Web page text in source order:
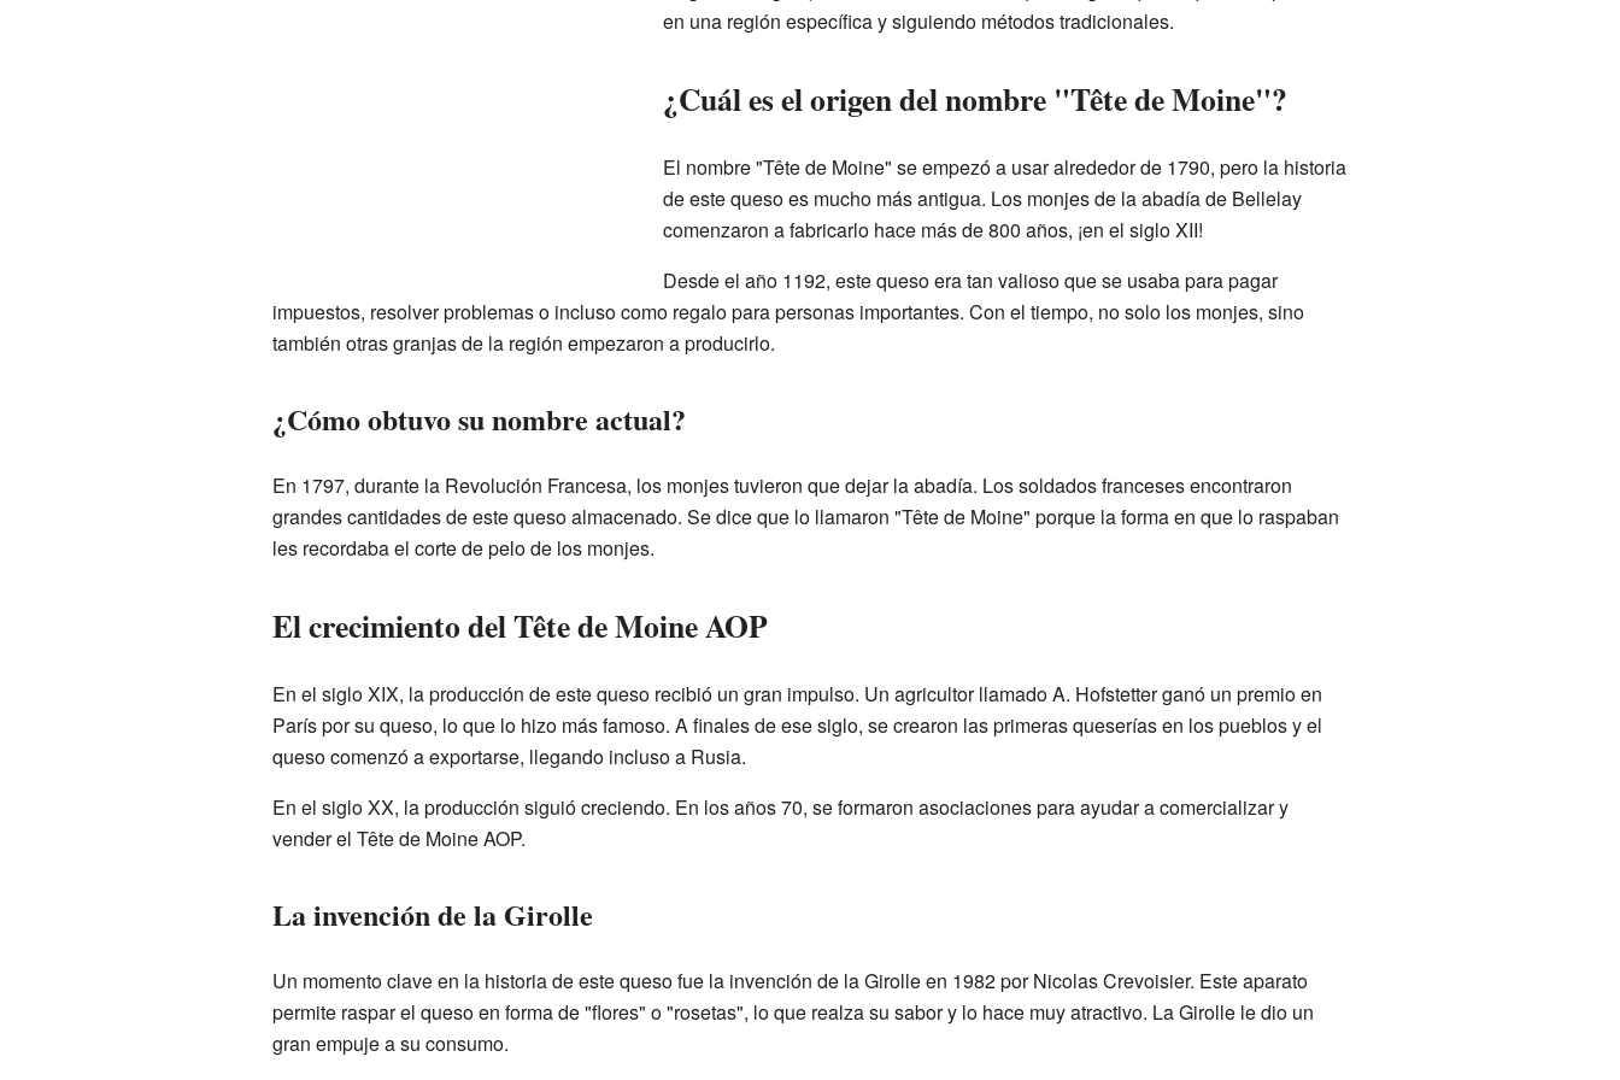
en una región específica y siguiendo métodos tradicionales.
¿Cuál es el origen del nombre "Tête de Moine"?
El nombre "Tête de Moine" se empezó a usar alrededor de 1790, pero la historia
de este queso es mucho más antigua. Los monjes de la abadía de Bellelay
comenzaron a fabricarlo hace más de 800 años, ¡en el siglo XII!
Desde el año 1192, este queso era tan valioso que se usaba para pagar
impuestos, resolver problemas o incluso como regalo para personas importantes. Con el tiempo, no solo los monjes, sino
también otras granjas de la región empezaron a producirlo.
¿Cómo obtuvo su nombre actual?
En 1797, durante la Revolución Francesa, los monjes tuvieron que dejar la abadía. Los soldados franceses encontraron
grandes cantidades de este queso almacenado. Se dice que lo llamaron "Tête de Moine" porque la forma en que lo raspaban
les recordaba el corte de pelo de los monjes.
El crecimiento del Tête de Moine AOP
En el siglo XIX, la producción de este queso recibió un gran impulso. Un agricultor llamado A. Hofstetter ganó un premio en
París por su queso, lo que lo hizo más famoso. A finales de ese siglo, se crearon las primeras queserías en los pueblos y el
queso comenzó a exportarse, llegando incluso a Rusia.
En el siglo XX, la producción siguió creciendo. En los años 70, se formaron asociaciones para ayudar a comercializar y
vender el Tête de Moine AOP.
La invención de la Girolle
Un momento clave en la historia de este queso fue la invención de la Girolle en 1982 por Nicolas Crevoisier. Este aparato
permite raspar el queso en forma de "flores" o "rosetas", lo que realza su sabor y lo hace muy atractivo. La Girolle le dio un
gran empuje a su consumo.